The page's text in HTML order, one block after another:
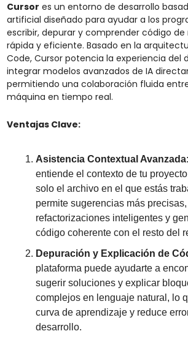
Cursor es un entorno de desarrollo
artificial diseñado para ayudar a los
escribir, depurar y comprender código
rápida y eficiente. Basado en la
Code, Cursor potencia la experiencia del
integrar modelos avanzados de IA
permitiendo una colaboración fluida
máquina en tiempo real.
Ventajas Clave:
Asistencia Contextual Avanzada:
entiende el contexto de tu
solo el archivo en el que estás
permite sugerencias más precisas,
refactorizaciones inteligentes y
código coherente con el resto del
Depuración y Explicación de
plataforma puede ayudarte a
sugerir soluciones y explicar
complejos en lenguaje natural, lo
curva de aprendizaje y reduce
desarrollo.